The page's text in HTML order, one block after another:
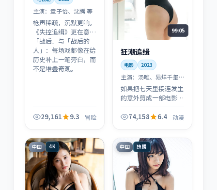
主演： 章子怡、沈腾 等
枪声稀疏，沉默更响。
《失控追缉》更在意
「战后」与「战后的
人」：每场戏都像在给
历史补上一笔旁白，而
不是堆叠奇观。
29,161 9.3 冒险
99:05
狂潮追缉
电影 2023
主演： 汤唯、易烊千玺
等
如果把七天里接连发生
的意外剪成一部电影，
这样的呼吸感——日本
74,158 6.4 动漫
中国 4K 中国 独播